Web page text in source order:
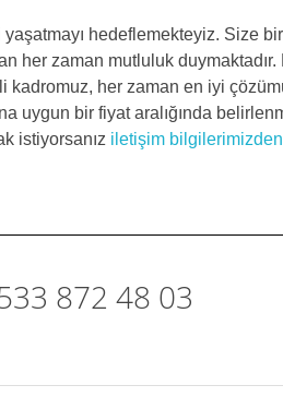
hedeflemekteyiz. Size
her zaman mutluluk duymaktadır.
kadromuz, her zaman en iyi
uygun bir fiyat aralığında
istiyorsanız iletişim bilgilerimizden
872 48 03